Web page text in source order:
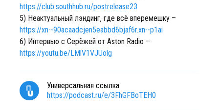
https://club.southhub.ru/postrelease23
5) Неактуальный лэндинг, где всё вперемешку –
https://xn--90acaadcjen5eabbd6bjaf6r.xn--p1ai
6) Интервью с Серёжей от Aston Radio –
https://youtu.be/LMlV1VJUolg
Универсальная ссылка
https://podcast.ru/e/3FhGFBoTEH0